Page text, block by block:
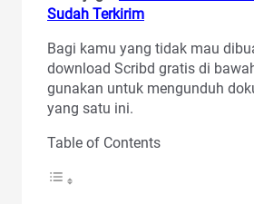
Sudah Terkirim
Bagi kamu yang tidak mau
download Scribd gratis di
gunakan untuk mengunduh
yang satu ini.
Table of Contents